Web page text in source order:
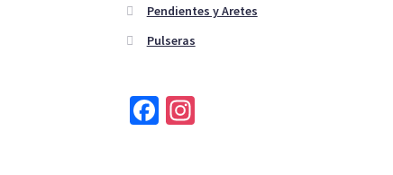
Pendientes y Aretes
Pulseras
Fa